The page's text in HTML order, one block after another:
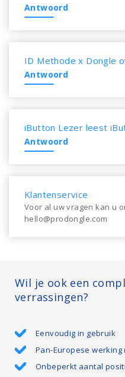
Antwoord
ID Methode x Dongle
Antwoord
iButton Lezer leest
Antwoord
Klantenservice
Voor al uw vragen kan u
hello@prodongle.com
Wil je ook een
verrassingen?
Eenvoudig in gebruik
Pan-Europese
Onbeperkt aantal